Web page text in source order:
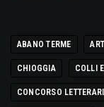
ABANO TERME
CHIOGGIA COLLI
CONCORSO